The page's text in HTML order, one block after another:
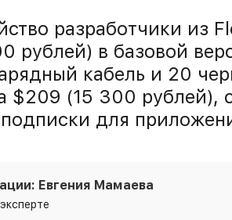
разработчики из
рублей) в базовой
кабель и 20
$209 (15 300 рублей),
для
Евгения Мамаева